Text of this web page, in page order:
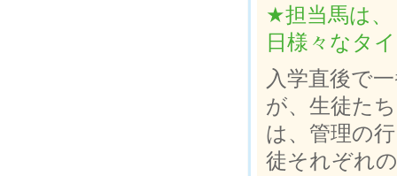
★担当馬は、
日様々なタ
入学直後で
が、生徒た
は、管理の
徒それぞれ